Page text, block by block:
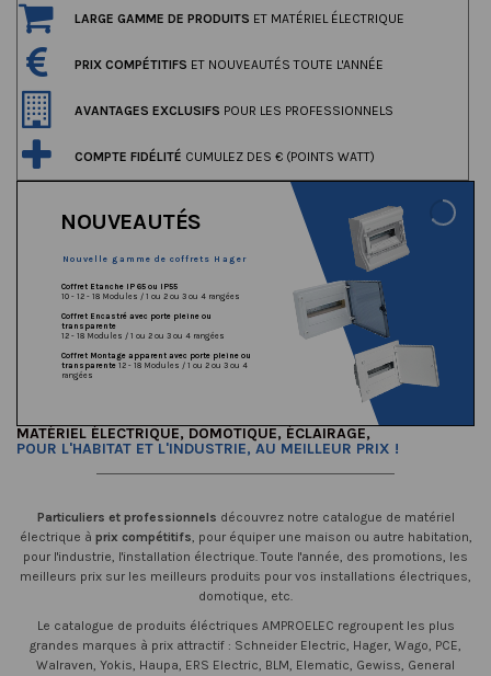
LARGE GAMME DE PRODUITS ET MATÉRIEL ÉLECTRIQUE
PRIX COMPÉTITIFS ET NOUVEAUTÉS TOUTE L'ANNÉE
AVANTAGES EXCLUSIFS POUR LES PROFESSIONNELS
COMPTE FIDÉLITÉ CUMULEZ DES € (POINTS WATT)
NOUVEL ARRIVAGE
Coffret électrique 13 Modules 1- 2 - 3 - 4 rangées
Contacteur - télérupteur - interrupteur de coupure
Arrivage Gamme ABB
MATÉRIEL ÉLECTRIQUE, DOMOTIQUE, ÉCLAIRAGE,
POUR L'HABITAT ET L'INDUSTRIE, AU MEILLEUR PRIX !
Particuliers et professionnels découvrez notre catalogue de matériel
électrique à prix compétitifs , pour équiper une maison ou autre habitation,
pour l'industrie, l'installation électrique.Toute l'année, des promotions, les
meilleurs prix sur les meilleurs produits pour vos installations électriques,
domotique, etc.
Le catalogue de produits éléctriques AMPROELEC regroupent les plus
grandes marques à prix attractif : Schneider Electric, Hager, Wago, PCE,
Walraven, Yokis, Haupa, ERS Electric, BLM, Elematic, Gewiss, General